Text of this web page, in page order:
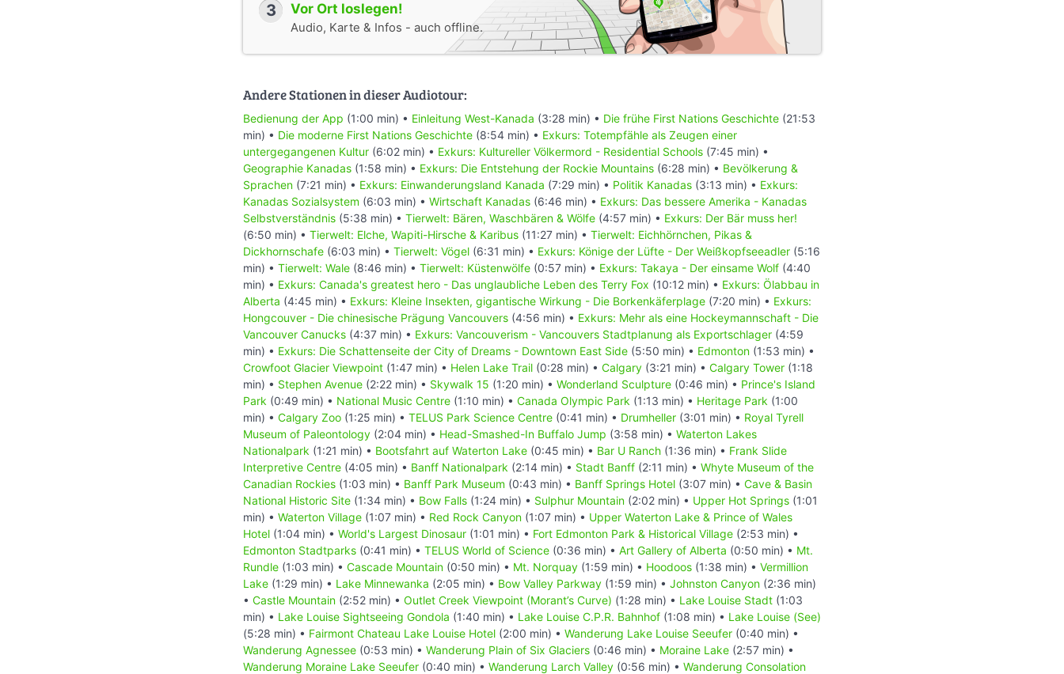
3 Vor Ort loslegen!
Audio, Karte & Infos - auch offline.
Andere Stationen in dieser Audiotour:
Bedienung der App (1:00 min) • Einleitung West-Kanada (3:28 min) • Die frühe First Nations Geschichte (21:53
min) • Die moderne First Nations Geschichte (8:54 min) • Exkurs: Totempfähle als Zeugen einer
untergegangenen Kultur (6:02 min) • Exkurs: Kultureller Völkermord - Residential Schools (7:45 min) •
Geographie Kanadas (1:58 min) • Exkurs: Die Entstehung der Rockie Mountains (6:28 min) • Bevölkerung &
Sprachen (7:21 min) • Exkurs: Einwanderungsland Kanada (7:29 min) • Politik Kanadas (3:13 min) • Exkurs:
Kanadas Sozialsystem (6:03 min) • Wirtschaft Kanadas (6:46 min) • Exkurs: Das bessere Amerika - Kanadas
Selbstverständnis (5:38 min) • Tierwelt: Bären, Waschbären & Wölfe (4:57 min) • Exkurs: Der Bär muss her!
(6:50 min) • Tierwelt: Elche, Wapiti-Hirsche & Karibus (11:27 min) • Tierwelt: Eichhörnchen, Pikas &
Dickhornschafe (6:03 min) • Tierwelt: Vögel (6:31 min) • Exkurs: Könige der Lüfte - Der Weißkopfseeadler (5:16
min) • Tierwelt: Wale (8:46 min) • Tierwelt: Küstenwölfe (0:57 min) • Exkurs: Takaya - Der einsame Wolf (4:40
min) • Exkurs: Canada's greatest hero - Das unglaubliche Leben des Terry Fox (10:12 min) • Exkurs: Ölabbau in
Alberta (4:45 min) • Exkurs: Kleine Insekten, gigantische Wirkung - Die Borkenkäferplage (7:20 min) • Exkurs:
Hongcouver - Die chinesische Prägung Vancouvers (4:56 min) • Exkurs: Mehr als eine Hockeymannschaft - Die
Vancouver Canucks (4:37 min) • Exkurs: Vancouverism - Vancouvers Stadtplanung als Exportschlager (4:59
min) • Exkurs: Die Schattenseite der City of Dreams - Downtown East Side (5:50 min) • Edmonton (1:53 min) •
Crowfoot Glacier Viewpoint (1:47 min) • Helen Lake Trail (0:28 min) • Calgary (3:21 min) • Calgary Tower (1:18
min) • Stephen Avenue (2:22 min) • Skywalk 15 (1:20 min) • Wonderland Sculpture (0:46 min) • Prince's Island
Park (0:49 min) • National Music Centre (1:10 min) • Canada Olympic Park (1:13 min) • Heritage Park (1:00
min) • Calgary Zoo (1:25 min) • TELUS Park Science Centre (0:41 min) • Drumheller (3:01 min) • Royal Tyrell
Museum of Paleontology (2:04 min) • Head-Smashed-In Buffalo Jump (3:58 min) • Waterton Lakes
Nationalpark (1:21 min) • Bootsfahrt auf Waterton Lake (0:45 min) • Bar U Ranch (1:36 min) • Frank Slide
Interpretive Centre (4:05 min) • Banff Nationalpark (2:14 min) • Stadt Banff (2:11 min) • Whyte Museum of the
Canadian Rockies (1:03 min) • Banff Park Museum (0:43 min) • Banff Springs Hotel (3:07 min) • Cave & Basin
National Historic Site (1:34 min) • Bow Falls (1:24 min) • Sulphur Mountain (2:02 min) • Upper Hot Springs (1:01
min) • Waterton Village (1:07 min) • Red Rock Canyon (1:07 min) • Upper Waterton Lake & Prince of Wales
Hotel (1:04 min) • World's Largest Dinosaur (1:01 min) • Fort Edmonton Park & Historical Village (2:53 min) •
Edmonton Stadtparks (0:41 min) • TELUS World of Science (0:36 min) • Art Gallery of Alberta (0:50 min) • Mt.
Rundle (1:03 min) • Cascade Mountain (0:50 min) • Mt. Norquay (1:59 min) • Hoodoos (1:38 min) • Vermillion
Lake (1:29 min) • Lake Minnewanka (2:05 min) • Bow Valley Parkway (1:59 min) • Johnston Canyon (2:36 min)
• Castle Mountain (2:52 min) • Outlet Creek Viewpoint (Morant’s Curve) (1:28 min) • Lake Louise Stadt (1:03
min) • Lake Louise Sightseeing Gondola (1:40 min) • Lake Louise C.P.R. Bahnhof (1:08 min) • Lake Louise (See)
(5:28 min) • Fairmont Chateau Lake Louise Hotel (2:00 min) • Wanderung Lake Louise Seeufer (0:40 min) •
Wanderung Agnessee (0:53 min) • Wanderung Plain of Six Glaciers (0:46 min) • Moraine Lake (2:57 min) •
Wanderung Moraine Lake Seeufer (0:40 min) • Wanderung Larch Valley (0:56 min) • Wanderung Consolation